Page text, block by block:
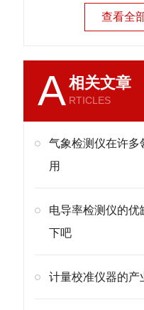
查看全
A相关文章
RTICLES
气象检测仪在许多
用
电导率检测仪的优
下吧
计量校准仪器的产